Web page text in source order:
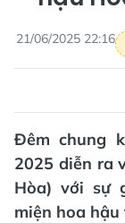
21/06/2025 22:16
Đêm chung
2025 diễn ra
Hòa) với sự
miện hoa